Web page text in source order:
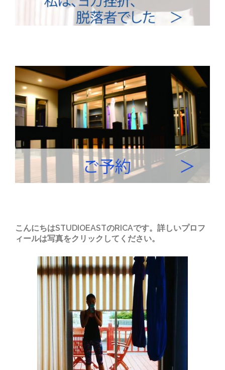
こんにちはSTUDIOEASTのRICAです。詳しいプロフ
ィールは写真をクリックしてください。